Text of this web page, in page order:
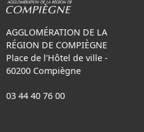
AGGLOMÉRATION DE LA
RÉGION DE COMPIÈGNE
Place de l'Hôtel de ville -
60200 Compiègne
03 44 40 76 00